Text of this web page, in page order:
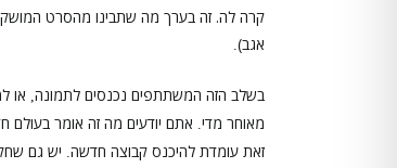
קרה לה. זה בערך מה שתבינו מהסרט
אגב).
בשלב הזה המשתתפים נכנסים לתמונה, או
מאוחר מדי. אתם יודעים מה זה אומר בעולם
זאת עומדת להיכנס קבוצה חדשה. יש גם